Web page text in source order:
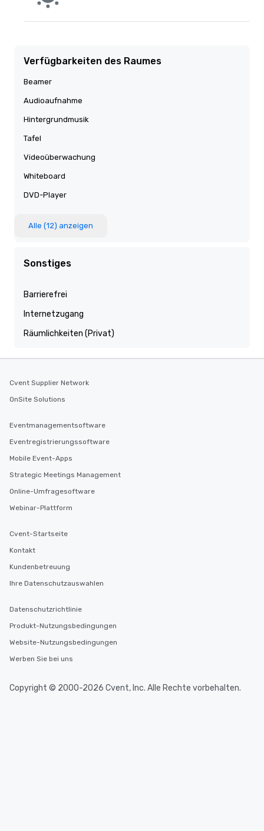
Verfügbarkeiten des Raumes
Beamer
Audioaufnahme
Hintergrundmusik
Tafel
Videoüberwachung
Whiteboard
DVD-Player
Alle (12) anzeigen
Sonstiges
Barrierefrei
Internetzugang
Räumlichkeiten (Privat)
Cvent Supplier Network
OnSite Solutions
Eventmanagementsoftware
Eventregistrierungssoftware
Mobile Event-Apps
Strategic Meetings Management
Online-Umfragesoftware
Webinar-Plattform
Cvent-Startseite
Kontakt
Kundenbetreuung
Ihre Datenschutzauswahlen
Datenschutzrichtlinie
Produkt-Nutzungsbedingungen
Website-Nutzungsbedingungen
Werben Sie bei uns
Copyright © 2000-2026 Cvent, Inc. Alle Rechte vorbehalten.